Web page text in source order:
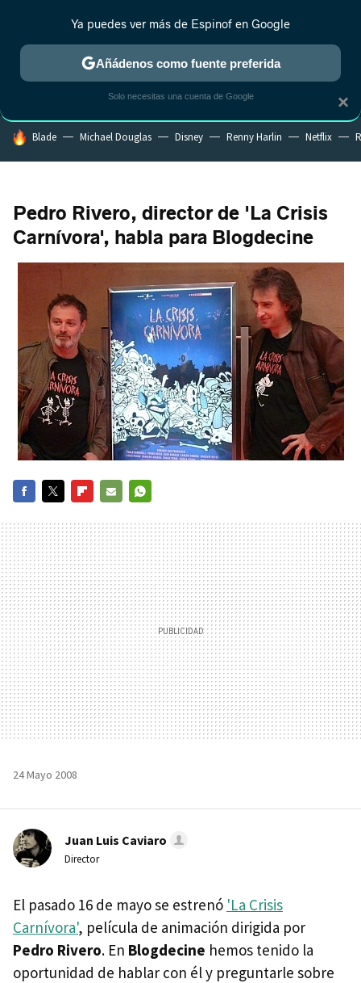
MENÚ NUEVO
ESTRENOS REALITY ANIME RANKINGS CINE
HOY SE HABLA DE
Blade Michael Douglas Disney Renny Harlin Netflix
Pedro Rivero, director de 'La Crisis
Carnívora', habla para Blogdecine
MAIL
24 Mayo 2008
Juan Luis Caviaro
Director
El pasado 16 de mayo se estrenó 'La Crisis
Carnívora', película de animación dirigida por
Pedro Rivero. En Blogdecine hemos tenido la
oportunidad de hablar con él y preguntarle sobre
×
Ya puedes ver más de Espinof en Google
Añádenos como fuente preferida
Solo necesitas una cuenta de Google